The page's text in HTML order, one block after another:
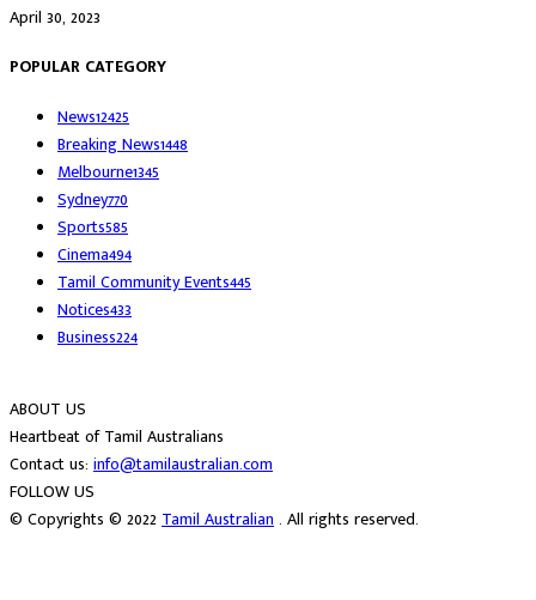
April 30, 2023
POPULAR CATEGORY
News12425
Breaking News1448
Melbourne1345
Sydney770
Sports585
Cinema494
Tamil Community Events445
Notices433
Business224
ABOUT US
Heartbeat of Tamil Australians
Contact us: info@tamilaustralian.com
FOLLOW US
© Copyrights © 2022Tamil Australian. All rights reserved.